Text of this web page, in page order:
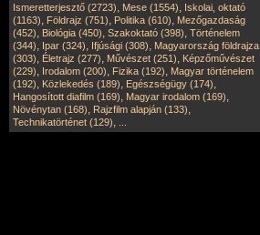
Ismeretterjesztő (2723), Mese (1554), Iskolai, oktató
(1163), Földrajz (751), Politika (610), Mezőgazdaság
(452), Biológia (450), Szakoktató (398), Történelem
(344), Ipar (324), Ifjúsági (308), Magyarország földrajza
(303), Életrajz (277), Művészet (251), Képzőművészet
(229), Irodalom (200), Fizika (192), Magyar történelem
(192), Közlekedés (189), Egészségügy (174),
Hangosított diafilm (169), Magyar irodalom (169),
Növénytan (168), Rajzfilm alapján (133),
Technikatörténet (129),